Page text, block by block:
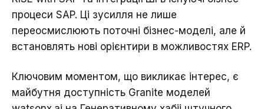
процеси SAP. Ці зусилля не лише
переосмислюють поточні бізнес-моделі, але й
встановлять нові орієнтири в можливостях ERP.
Ключовим моментом, що викликає інтерес, є
майбутня доступність Granite моделей